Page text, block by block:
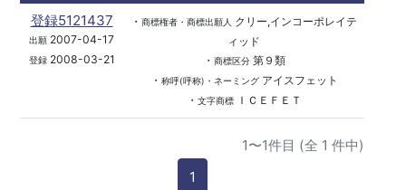
登録5121437
出願 2007-04-17
登録2008-03-21
・ 商標権者・商標出願人
クリー,インコーポレイテ
ィッド
・ 商標区分第９類
・ 称呼(呼称)・ネーミングアイスフェット
・ 文字商標ＩＣＥＦＥＴ
1〜1件目 (全 1 件中)
1